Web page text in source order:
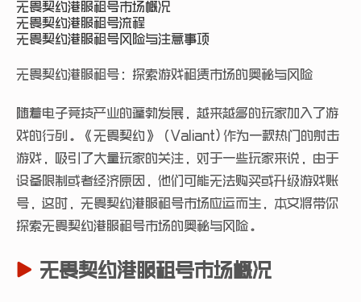
无畏契约港服租号市场概况
无畏契约港服租号流程
无畏契约港服租号风险与注意事项
无畏契约港服租号：探索游戏租赁市场的奥秘与风险
随着电子竞技产业的蓬勃发展，越来越多的玩家加入了游
戏的行列。《无畏契约》（Valiant) 作为一款热门的射击
游戏，吸引了大量玩家的关注，对于一些玩家来说，由于
设备限制或者经济原因，他们可能无法购买或升级游戏账
号，这时，无畏契约港服租号市场应运而生，本文将带你
探索无畏契约港服租号市场的奥秘与风险。
无畏契约港服租号市场概况